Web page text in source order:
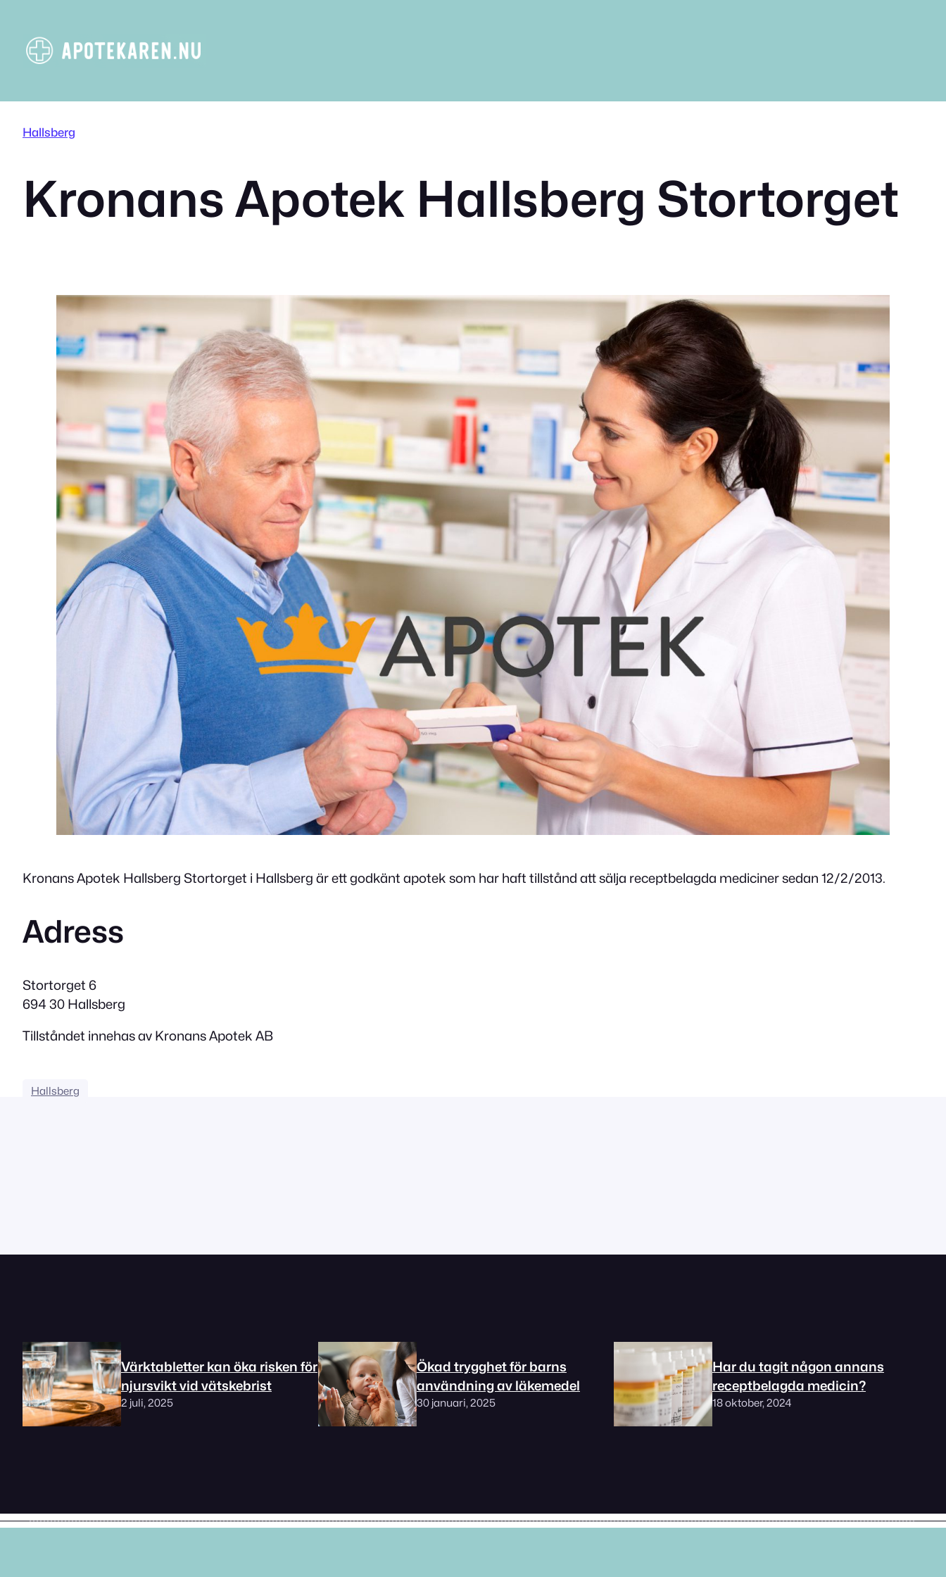
innehåll
Hallsberg
Kronans Apotek Hallsberg Stortorget
Kronans Apotek Hallsberg Stortorget i Hallsberg är ett godkänt apotek som har haft tillstånd att sälja receptbelagda mediciner sedan 12/2/2013.
Adress
Stortorget 6
694 30 Hallsberg
Tillståndet innehas av Kronans Apotek AB
Hallsberg
Värktabletter kan öka risken för
njursvikt vid vätskebrist
2 juli, 2025
Ökad trygghet för barns
användning av läkemedel
30 januari, 2025
Har du tagit någon annans
receptbelagda medicin?
18 oktober, 2024